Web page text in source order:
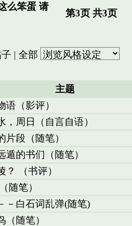
么笨蛋 请
第3页 共3页
| 全部
主题
语（影评）
，周日（自言自语）
片段（随笔）
遁的书们（随笔）
？ （书评）
随笔）
－白石词乱弹(随笔)
（随笔）